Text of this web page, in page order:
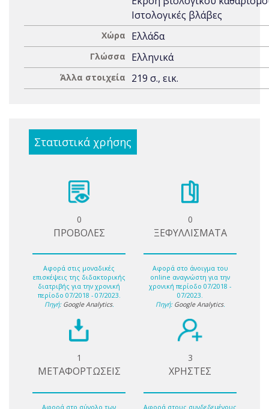
Ιστολογικές βλάβες
Χώρα Ελλάδα
Γλώσσα Ελληνικά
Άλλα στοιχεία 219 σ., εικ.
Στατιστικά χρήσης
0
ΠΡΟΒΟΛΕΣ
Αφορά στις μοναδικές
επισκέψεις της διδακτορικής
διατριβής για την χρονική
περίοδο 07/2018 - 07/2023.
Πηγή: Google Analytics.
0
ΞΕΦΥΛΛΙΣΜΑΤΑ
Αφορά στο άνοιγμα του
online αναγνώστη για την
χρονική περίοδο 07/2018 -
07/2023.
Πηγή: Google Analytics.
1
ΜΕΤΑΦΟΡΤΩΣΕΙΣ
Αφορά στο σύνολο των
3
ΧΡΗΣΤΕΣ
Αφορά στους συνδεδεμένους